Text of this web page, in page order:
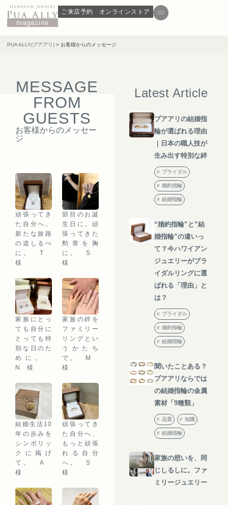
magazine
ご来店予約 オンラインストア
PUA ALLY(プアアリ) > お客様からのメッセージ
MESSAGE
FROM
GUESTS
お客様からのメッセー
ジ
頑張ってき
た自分へ。
新たな旅路
の道しるべ
に。 T
様
節目のお誕
生日に。頑
張ってきた
勲章を胸
に。 S
様
家族にとっ
ても自分に
とっても特
別な日のた
めに。
N 様
家族の絆を
ファミリー
リングとい
うかたち
で。 M
様
結婚生活10
年の歩みを
シンボリッ
クに掲げ
て。 A
様
頑張ってき
た自分へ、
もっと頑張
れる自分
へ。 S
様
Latest Article
プアアリの結婚指
輪が選ばれる理由
｜日本の職人技が
生み出す特別な絆
ブライダル
婚約指輪
結婚指輪
“婚約指輪”と”結
婚指輪”の違いっ
て？今ハワイアン
ジュエリーがブラ
イダルリングに選
ばれる「理由」と
は？
ブライダル
婚約指輪
結婚指輪
聞いたことある？
プアアリならでは
の結婚指輪の金属
素材「9種類」
品質 知識
結婚指輪
家族の想いを、同
じしるしに。ファ
ミリージュエリー